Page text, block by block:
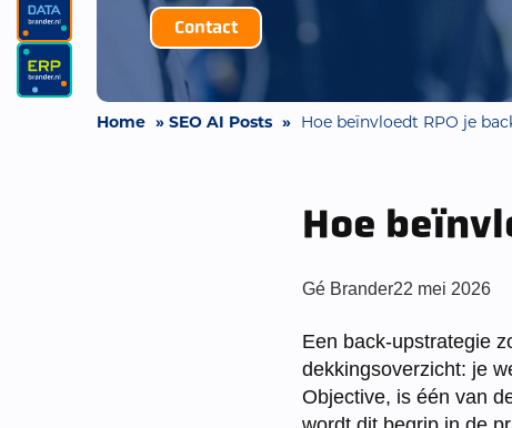
Contact
Home » SEO AI Posts » Hoe beïnvloedt RPO je
Hoe
Posted
Gé Brander22 mei 2026
Een back-upstrategie
dekkingsoverzicht: je
Objective, is één van